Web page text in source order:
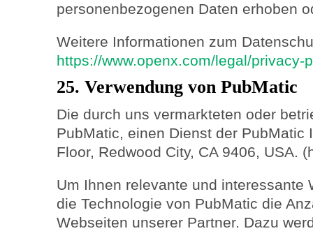
personenbezogenen Daten erhoben
Weitere Informationen zum
https://www.openx.com/legal/privacy-
25. Verwendung von PubMatic
Die durch uns vermarkteten oder
PubMatic, einen Dienst der PubMatic
Floor, Redwood City, CA 9406, USA.
Um Ihnen relevante und interessante
die Technologie von PubMatic die
Webseiten unserer Partner. Dazu